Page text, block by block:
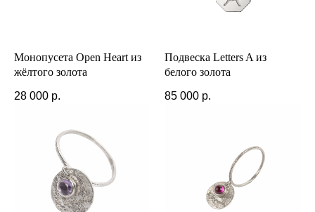
Монопусета Open Heart из
жёлтого золота
28 000 р.
Подвеска Letters A из
белого золота
85 000 р.